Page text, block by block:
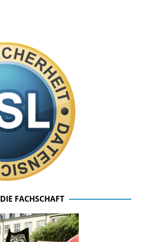
DIE FACHSCHAFT